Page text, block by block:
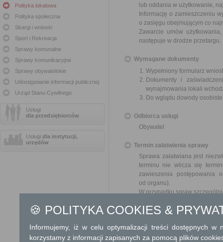
Polityka lokalowa
Polityka społeczna
Skargi i wnioski
Sport i Rekreacja
Sprawy komunalne
Sprawy komunikacyjne
Sprawy obywatelskie
Udostępnianie informacji publicznej
Urząd Stanu Cywilnego
Usługi
dla przedsiębiorców
Usługi dla instytucji,
urzędów
lub oddania w użytkowanie,
Informację o zamieszczeniu
o zasięgu obejmującym co
Zawarcie umów
następuje w drodze przetargu.
Wymagane dokumenty
Wypełniony formularz
Dokumenty i
wynajmowania lokali
Do wglądu dowody
Odbiorca usługi
Obywatel
Termin załatwienia sprawy
Sprawa załatwiana jest
terminu nie wlicza się
zawieszenia postępowania
od organu).
W przypadku spraw
Informacja
Dodatkowe
🍪 POLITYKA COOKIES &
Informujemy, iż w celu optymalizacji treści dostępnych w
korzystamy z informacji zapisanych za pomocą plików